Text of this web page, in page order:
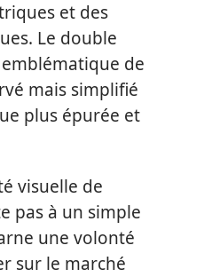
et des
Le double
de
mais simplifié
plus épurée et
visuelle de
pas à un simple
une volonté
sur le marché